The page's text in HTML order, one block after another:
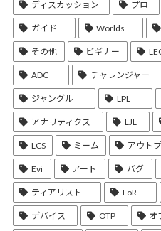
ディスカッション プロ
ガイド Worlds
その他 ビギナー
ADC チャレンジャー
ジャングル LPL
アナリティクス LJL
LCS ミーム アウト
Evi アート バグ
ティアリスト LoR
デバイス OTP オ